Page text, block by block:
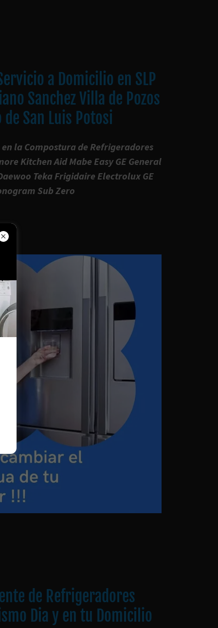
a Domicilio en SLP
Sanchez Villa de Pozos
San Luis Potosi
la Compostura de Refrigeradores
Kitchen Aid Mabe Easy GE General
Teka Frigidaire Electrolux GE
Sub Zero
de Refrigeradores
Dia y en tu Domicilio